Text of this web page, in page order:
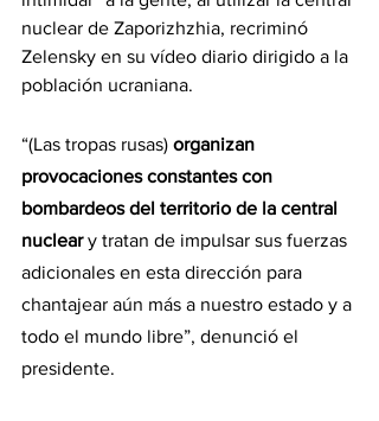
nuclear de Zaporizhzhia, recriminó
Zelensky en su vídeo diario dirigido a la
población ucraniana.
“(Las tropas rusas) organizan
provocaciones constantes con
bombardeos del territorio de la central
nuclear y tratan de impulsar sus fuerzas
adicionales en esta dirección para
chantajear aún más a nuestro estado y a
todo el mundo libre”, denunció el
presidente.